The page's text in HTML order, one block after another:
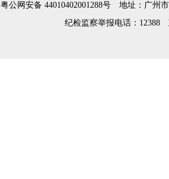
粤公网安备 44010402001288号
地址：广州
纪检监察举报电话：12388